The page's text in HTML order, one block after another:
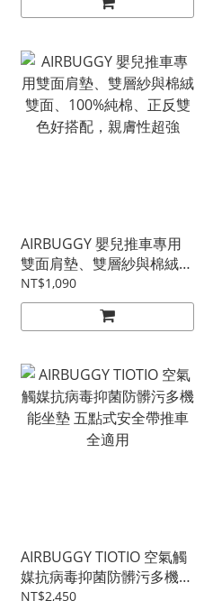
AIRBUGGY 嬰兒推車專用
雙面肩墊、雙層紗與棉絨雙
面、100%純棉、正反雙色
好搭配，親膚性超強
NT$1,090
AIRBUGGY TIOTIO 空氣觸
媒抗病毒抑菌防髒污多機能
坐墊 五點式安全帶推車全
NT$2,450